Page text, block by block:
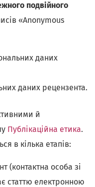
подвійного
«Anonymous
даних
даних рецензента.
й
Публікаційна етика.
в кілька етапів:
(контактна особа зі
статтю електронною